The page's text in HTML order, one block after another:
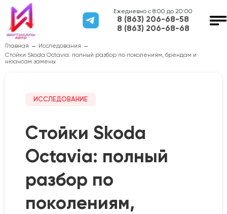
Ежедневно с 8:00 до 20:00
8 (863) 206-68-58
8 (863) 206-68-68
Главная
Исследования
Стойки Skoda Octavia: полный разбор по поколениям, брендам и
нюансам замены
ИССЛЕДОВАНИЕ
Стойки Skoda
Octavia: полный
разбор по
поколениям,